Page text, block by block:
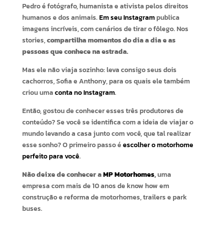
Pedro é fotógrafo, humanista e ativista pelos direitos
humanos e dos animais.Em seu Instagrampublica
imagens incríveis, com cenários de tirar o fôlego. Nos
stories,compartilha momentos do dia a dia e as
pessoas que conhece na estrada.
Mas ele não viaja sozinho: leva consigo seus dois
cachorros, Sofia e Anthony, para os quais ele também
criou umaconta no Instagram.
Então, gostou de conhecer esses três produtores de
conteúdo? Se você se identifica com a ideia de viajar o
mundo levando a casa junto com você, que tal realizar
esse sonho? O primeiro passo éescolher o motorhome
perfeito para você.
Não deixe de conhecer aMP Motorhomes,uma
empresa com mais de 10 anos de know how em
construção e reforma de motorhomes, trailers e park
buses.